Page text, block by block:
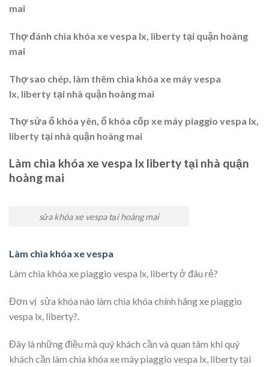
mai
Thợ đánh chìa khóa xe vespa lx, liberty tại quận hoàng
mai
Thợ sao chép, làm thêm chìa khóa xe máy vespa
lx, liberty tại nhà quận hoàng mai
Thợ sửa ổ khóa yên, ổ khóa cốp xe máy piaggio vespa lx,
liberty tại nhà quận hoàng mai
Làm chìa khóa xe vespa lx liberty tại nhà quận
hoàng mai
sửa khóa xe vespa tại hoàng mai
Làm chìa khóa xe vespa
Làm chìa khóa xe piaggio vespa lx, liberty ở đâu rẻ?
Đơn vị sửa khóa nào làm chìa khóa chính hãng xe piaggio
vespa lx, liberty?.
Đây là những điều mà quý khách cần và quan tâm khi quý
khách cần làm chìa khóa xe máy piaggio vespa lx, liberty tại